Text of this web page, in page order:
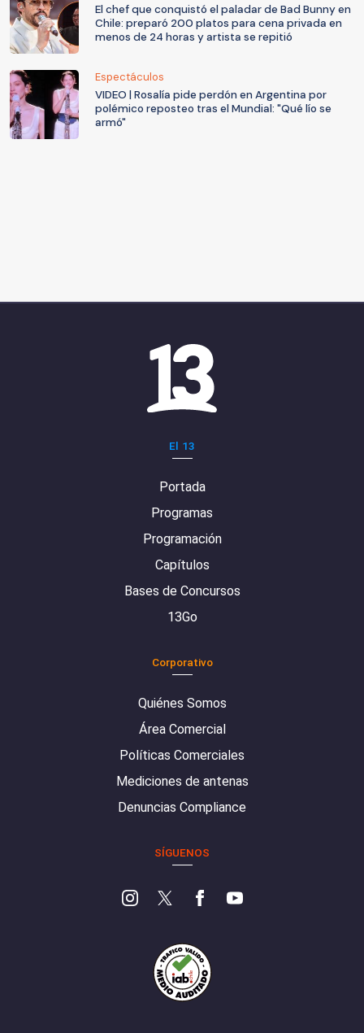
El chef que conquistó el paladar de Bad Bunny en
Chile: preparó 200 platos para cena privada en
menos de 24 horas y artista se repitió
Espectáculos
VIDEO | Rosalía pide perdón en Argentina por
polémico reposteo tras el Mundial: "Qué lío se
armó"
El 13
Portada
Programas
Programación
Capítulos
Bases de Concursos
13Go
Corporativo
Quiénes Somos
Área Comercial
Políticas Comerciales
Mediciones de antenas
Denuncias Compliance
SÍGUENOS